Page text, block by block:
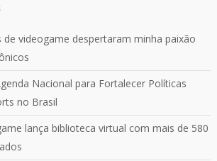
Controle
site o mais recente REVIEW de
3yPhDN2
de videogame despertaram minha paixão
Nacional para Fortalecer Políticas
no Brasil
lança biblioteca virtual com mais de 580